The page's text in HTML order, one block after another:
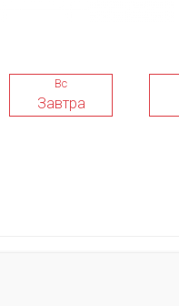
Вс
Завтра